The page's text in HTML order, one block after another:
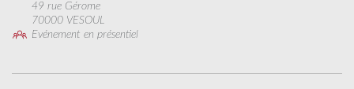
49 rue Gérome
70000 VESOUL
Evénement en présentiel